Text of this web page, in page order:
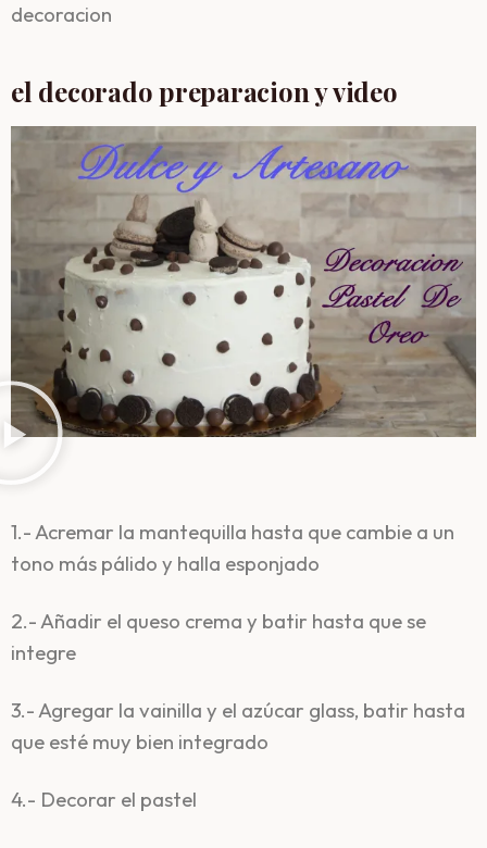
decoracion
el decorado preparacion y video
1.- Acremar la mantequilla hasta que cambie a un
tono más pálido y halla esponjado
2.- Añadir el queso crema y batir hasta que se
integre
3.- Agregar la vainilla y el azúcar glass, batir hasta
que esté muy bien integrado
4.- Decorar el pastel